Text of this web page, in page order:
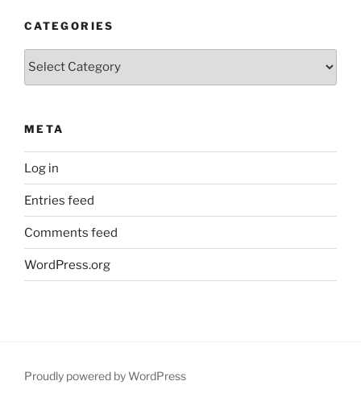
CATEGORIES
Categories
META
Log in
Entries feed
Comments feed
WordPress.org
Proudly powered by WordPress